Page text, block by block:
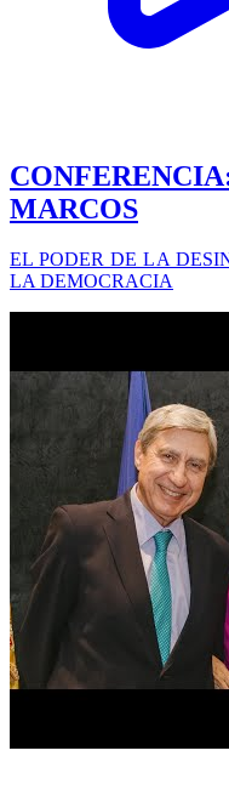
MARCOS
EL PODER DE LA
LA DEMOCRACIA